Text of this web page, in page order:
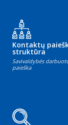
Kontaktų
struktūra
Savivaldybės
paieška